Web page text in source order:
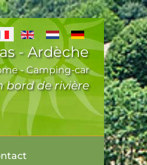
- Ardèche
- Camping-car
bord de rivière